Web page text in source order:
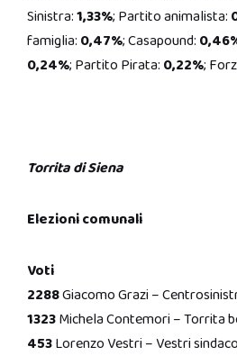
Sinistra:1,33%; Partito animalista:
famiglia: 0,47%; Casapound:
0,24%; Partito Pirata: 0,22%;
Torrita di Siena
Elezioni comunali
Voti
2288Giacomo Grazi –
1323Michela Contemori – Torrita
453Lorenzo Vestri – Vestri sindaco